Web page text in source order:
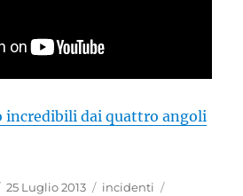
incredibili dai quattro angoli
Pubblicato
25 Luglio 2013 Categorie
incidenti